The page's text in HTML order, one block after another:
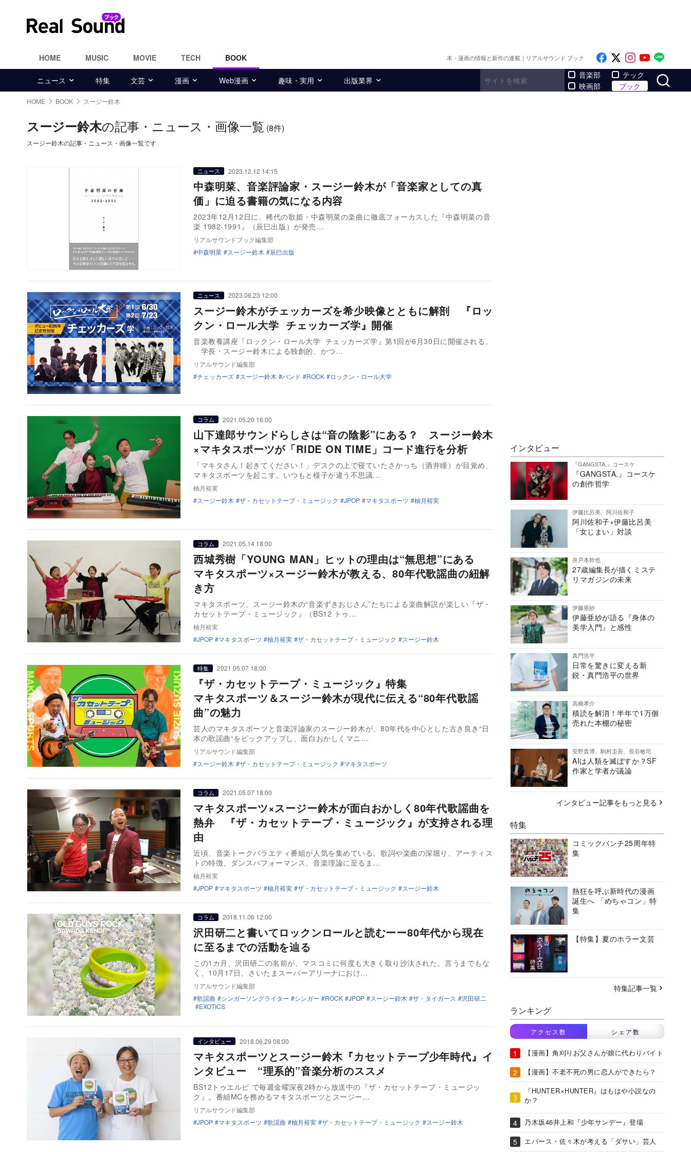
HOME MUSIC MOVIE TECH BOOK 本・漫画の情報と新作の連載｜リアルサウンド ブック Like on Facebook
Follow on x
Follow on
Follow
ニュース 特集 文芸 漫画 Web漫画 趣味・実用 出版業界
音楽部
映画部
テック
ブック
HOME BOOK スージー鈴木
スージー鈴木の記事・ニュース・画像一覧 (8件)
スージー鈴木の記事・ニュース・画像一覧です
ニュース 2023.12.12 14:15
中森明菜、音楽評論家・スージー鈴木が「音楽家としての真
価」に迫る書籍の気になる内容
2023年12月12日に、稀代の歌姫・中森明菜の楽曲に徹底フォーカスした『中森明菜の音
楽 1982-1991』（辰巳出版）が発売…
リアルサウンドブック編集部
中森明菜
スージー鈴木 辰巳出版
ニュース 2023.06.23 12:00
スージー鈴木がチェッカーズを希少映像とともに解剖 『ロッ
クン・ロール大学 チェッカーズ学』開催
音楽教養講座『ロックン・ロール大学 チェッカーズ学』第1回が6月30日に開催される。
学長・スージー鈴木による独創的、かつ…
リアルサウンド編集部
チェッカーズ
スージー鈴木 バンド ROCK ロックン・ロール大学
コラム 2021.05.20 16:00
山下達郎サウンドらしさは“音の陰影”にある？ スージー鈴木
×マキタスポーツが「RIDE ON TIME」コード進行を分析
「マキタさん！起きてください！」デスクの上で寝ていたさかっち（酒井瞳）が目覚め、
マキタスポーツを起こす。いつもと様子が違う不思議…
柚月裕実
スージー鈴木
ザ・カセットテープ・ミュージック JPOP マキタスポーツ 柚月裕実
コラム 2021.05.14 18:00
西城秀樹「YOUNG MAN」ヒットの理由は“無思想”にある
マキタスポーツ×スージー鈴木が教える、80年代歌謡曲の紐解
き方
マキタスポーツ、スージー鈴木の“音楽ずきおじさん”たちによる楽曲解説が楽しい『ザ・
カセットテープ・ミュージック』（BS12 トゥ…
柚月裕実
JPOP
マキタスポーツ 柚月裕実 ザ・カセットテープ・ミュージック スージー鈴木
特集 2021.05.07 18:00
『ザ・カセットテープ・ミュージック』特集
マキタスポーツ＆スージー鈴木が現代に伝える“80年代歌謡
曲”の魅力
芸人のマキタスポーツと音楽評論家のスージー鈴木が、80年代を中心とした古き良き“日
本の歌謡曲“をピックアップし、面白おかしくマニ…
リアルサウンド編集部
スージー鈴木
ザ・カセットテープ・ミュージック マキタスポーツ
コラム 2021.05.07 18:00
マキタスポーツ×スージー鈴木が面白おかしく80年代歌謡曲を
熱弁 『ザ・カセットテープ・ミュージック』が支持される理
由
近頃、音楽トークバラエティ番組が人気を集めている。歌詞や楽曲の深堀り、アーティス
トの特徴、ダンスパフォーマンス、音楽理論に至るま…
柚月裕実
JPOP
マキタスポーツ 柚月裕実 ザ・カセットテープ・ミュージック スージー鈴木
コラム 2018.11.06 12:00
沢田研二と書いてロックンロールと読むーー80年代から現在
に至るまでの活動を辿る
この1カ月、沢田研二の名前が、マスコミに何度も大きく取り沙汰された。言うまでもな
く、10月17日、さいたまスーパーアリーナにおけ…
リアルサウンド編集部
歌謡曲
シンガーソングライター シンガー ROCK JPOP スージー鈴木 ザ・タイガース
沢田研二
EXOTICS
インタビュー 2018.06.29 08:00
マキタスポーツとスージー鈴木『カセットテープ少年時代』イ
ンタビュー “理系的”音楽分析のススメ
BS12トゥエルビ で毎週金曜深夜2時から放送中の『ザ・カセットテープ・ミュージッ
ク』。番組MCを務めるマキタスポーツとスージー…
リアルサウンド編集部
JPOP
マキタスポーツ 歌謡曲 柚月裕実 ザ・カセットテープ・ミュージック スージー鈴木
インタビュー
『GANGSTA.』コースケ
『GANGSTA.』コースケ
の創作哲学
伊藤比呂美、阿川佐和子
阿川佐和子×伊藤比呂美
「女じまい」対談
井戸本幹也
27歳編集長が描くミステ
リマガジンの未来
伊藤亜紗
伊藤亜紗が語る『身体の
美学入門』と感性
真門浩平
日常を驚きに変える新
鋭・真門浩平の世界
高橋孝介
積読を解消！半年で1万個
売れた本棚の秘密
安野貴博、駒村圭吾、長谷敏司
AIは人類を滅ぼすか？SF
作家と学者が議論
インタビュー記事をもっと見る
特集
コミックバンチ25周年特
集
熱狂を呼ぶ新時代の漫画
誕生へ 「めちゃコン」特
集
【特集】夏のホラー文芸
特集記事一覧
ランキング
アクセス数 シェア数
【漫画】角刈りお父さんが娘に代わりバイト
【漫画】不老不死の男に恋人ができたら？
『HUNTER×HUNTER』はもはや小説なの
か？
乃木坂46井上和『少年サンデー』登場
エバース・佐々木が考える「ダサい」芸人